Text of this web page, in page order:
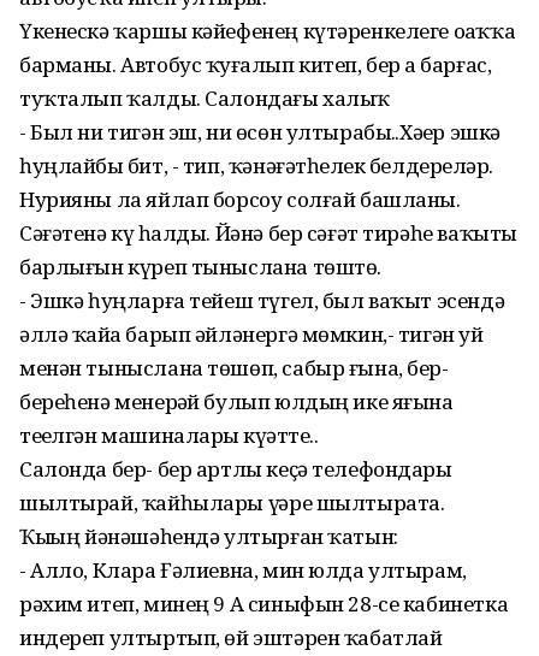
Үкенескә ҡаршы кәйефенең күтәренкелеге оҙаҡҡа
барманы. Автобус ҡуҙғалып китеп, бер аҙ барғас,
туҡталып ҡалды. Салондағы халыҡ
- Был ни тигән эш, ни өсөн ултырабыҙ..Хәҙер эшкә
һуңлайбыҙ бит, - тип, ҡәнәғәтһеҙлек белдерҙеләр.
Нурияны ла яйлап борсоу солғай башланы.
Сәғәтенә күҙ һалды. Йәнә бер сәғәт тирәһе ваҡыты
барлығын күреп тыныслана төштө.
- Эшкә һуңларға тейеш түгел, был ваҡыт эсендә
әллә ҡайҙа барып әйләнергә мөмкин,- тигән уй
менән тыныслана төшөп, сабыр ғына, бер-
береһенә менерҙәй булып юлдың ике яғына
теҙелгән машиналарҙы күҙәтте..
Салонда бер- бер артлы кеҫә телефондары
шылтырай, ҡайһылары үҙҙәре шылтырата.
Ҡыҙҙың йәнәшәһендә ултырған ҡатын:
- Алло, Клара Ғәлиевна, мин юлда ултырам,
рәхим итеп, минең 9 А синыфын 28-се кабинетка
индереп ултыртып, өй эштәрен ҡабатлай